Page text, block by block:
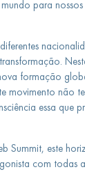
mundo para
formação
movimento
essa que
Summit, este
com todas